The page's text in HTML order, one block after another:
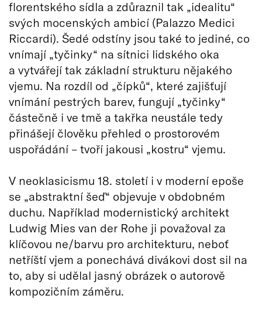
florentského sídla a zdůraznil tak „idealitu“
svých mocenských ambicí (Palazzo Medici
Riccardi). Šedé odstíny jsou také to jediné, co
vnímají „tyčinky“ na sítnici lidského oka
a vytvářejí tak základní strukturu nějakého
vjemu. Na rozdíl od „čípků“, které zajišťují
vnímání pestrých barev, fungují „tyčinky“
částečně i ve tmě a takřka neustále tedy
přinášejí člověku přehled o prostorovém
uspořádání – tvoří jakousi „kostru“ vjemu.
V neoklasicismu 18. století i v moderní epoše
se „abstraktní šeď“ objevuje v obdobném
duchu. Například modernistický architekt
Ludwig Mies van der Rohe ji považoval za
klíčovou ne/barvu pro architekturu, neboť
netříští vjem a ponechává divákovi dost sil na
to, aby si udělal jasný obrázek o autorově
kompozičním záměru.